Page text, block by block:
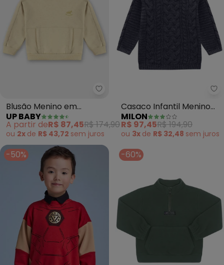
Up Baby - Blusão Menino em
Blusão Menino em
Moletom Linho (Amarelo)
UP BABY
A partir deR$ 87,45R$ 174,90
ou 2x de R$ 43,72 sem juros
Casaco Infantil Menino
Tricot (Cinza)
MILON
R$ 97,45R$ 194,90
ou 3x de R$ 32,48 sem juros
-50% -60%